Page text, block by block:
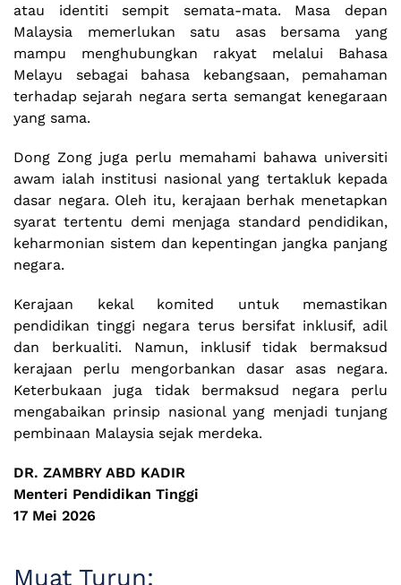
atau identiti sempit semata-mata. Masa depan
Malaysia memerlukan satu asas bersama yang
mampu menghubungkan rakyat melalui Bahasa
Melayu sebagai bahasa kebangsaan, pemahaman
terhadap sejarah negara serta semangat kenegaraan
yang sama.
Dong Zong juga perlu memahami bahawa universiti
awam ialah institusi nasional yang tertakluk kepada
dasar negara. Oleh itu, kerajaan berhak menetapkan
syarat tertentu demi menjaga standard pendidikan,
keharmonian sistem dan kepentingan jangka panjang
negara.
Kerajaan kekal komited untuk memastikan
pendidikan tinggi negara terus bersifat inklusif, adil
dan berkualiti. Namun, inklusif tidak bermaksud
kerajaan perlu mengorbankan dasar asas negara.
Keterbukaan juga tidak bermaksud negara perlu
mengabaikan prinsip nasional yang menjadi tunjang
pembinaan Malaysia sejak merdeka.
DR. ZAMBRY ABD KADIR
Menteri Pendidikan Tinggi
17 Mei 2026
Muat Turun: